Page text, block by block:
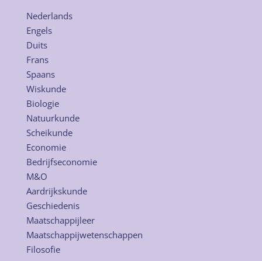
Nederlands
Engels
Duits
Frans
Spaans
Wiskunde
Biologie
Natuurkunde
Scheikunde
Economie
Bedrijfseconomie
M&O
Aardrijkskunde
Geschiedenis
Maatschappijleer
Maatschappijwetenschappen
Filosofie